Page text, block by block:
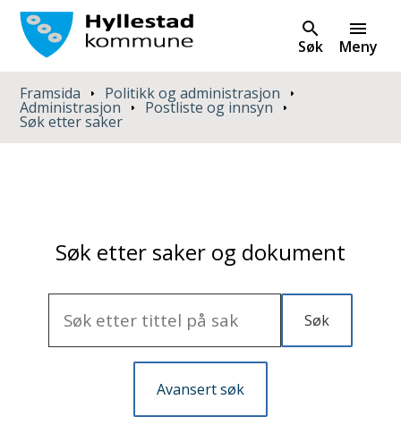
Søk Meny
Du er her:
Framsida Politikk og administrasjon
Administrasjon Postliste og innsyn
Søk etter saker
Søk etter saker og dokument
Søk
Avansert søk